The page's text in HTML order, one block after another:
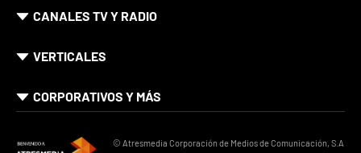
CANALES TV Y RADIO
VERTICALES
CORPORATIVOS Y MÁS
© Atresmedia Corporación de Medios de Comunicación, S.A